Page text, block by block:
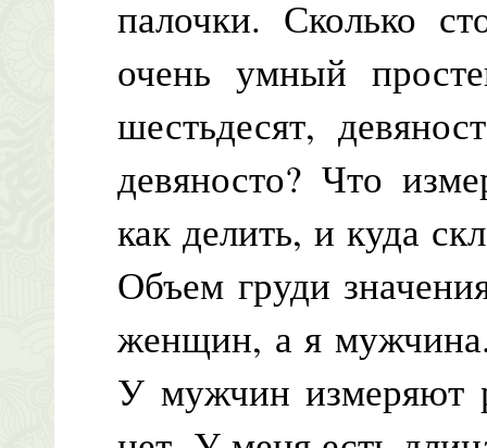
палочки. Сколько
очень умный
шестьдесят,
девяносто? Что
как делить, и куда
Объем груди
женщин, а я
У мужчин измеряют